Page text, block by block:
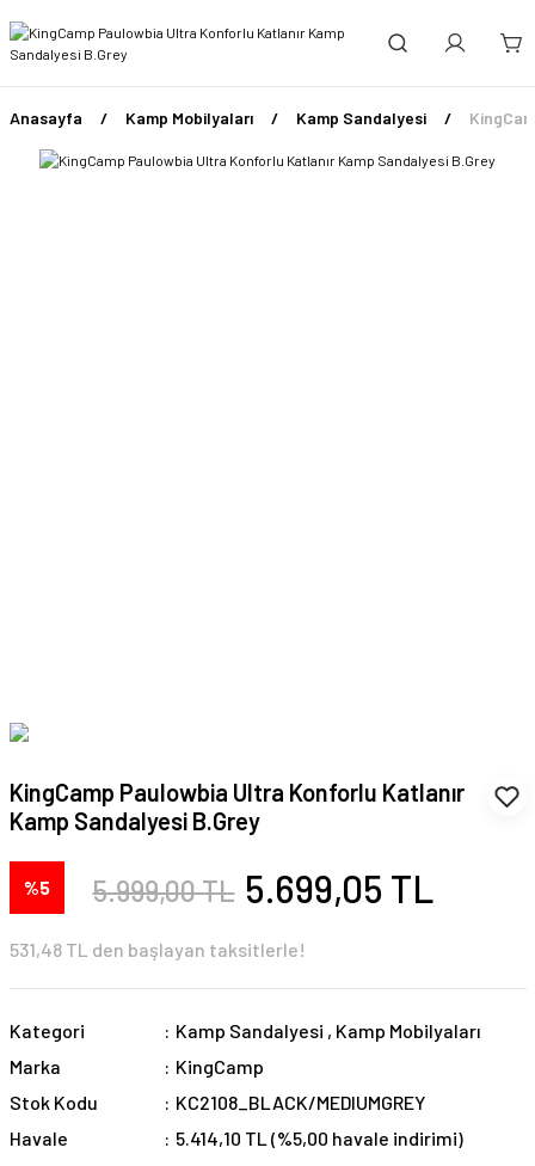
Anasayfa Kamp Mobilyaları Kamp Sandalyesi
KingCamp Paulowbia Ultra Konforlu Katlanır
Kamp Sandalyesi B.Grey
%5 5.999,00 TL 5.699,05 TL
531,48 TL den başlayan taksitlerle!
Kategori Kamp Sandalyesi , Kamp Mobilyaları
Marka
KingCamp
Stok Kodu
KC2108_BLACK/MEDIUMGREY
Havale
5.414,10 TL (%5,00 havale indirimi)